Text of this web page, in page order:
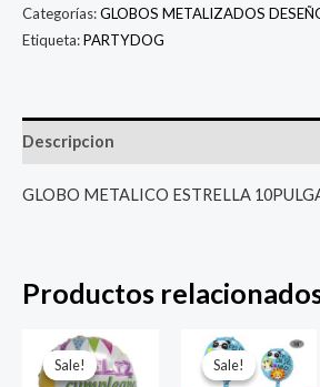
Categorías:GLOBOS METALIZADOS
Etiqueta:PARTYDOG
Descripcion
GLOBO METALICO ESTRELLA
Productos
Sale!
Sale!
El
precio
Sale!
Sale!
El
precio
El